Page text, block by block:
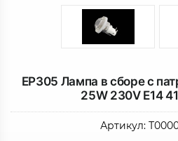
EP305 Лампа в сборе с
25W 230V E14
Артикул: